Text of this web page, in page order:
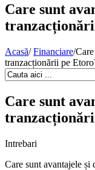
Care sunt
Acasă/ Financiare/
tranzacționării pe
Care sunt
Intrebari
Care sunt avantajele și